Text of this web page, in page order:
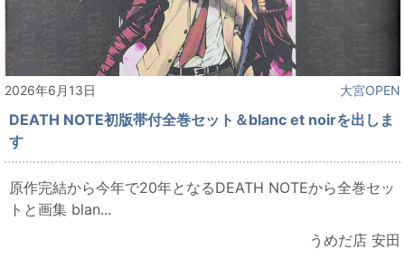
2026年6月13日 大宮OPEN
DEATH NOTE初版帯付全巻セット＆blanc et noirを出しま
す
原作完結から今年で20年となるDEATH NOTEから全巻セッ
トと画集 blan...
うめだ店 安田